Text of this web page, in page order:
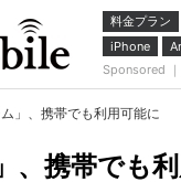
料金プラン
iPhone
Sponsored ｜
ム」、携帯でも利用可能に
、携帯でも